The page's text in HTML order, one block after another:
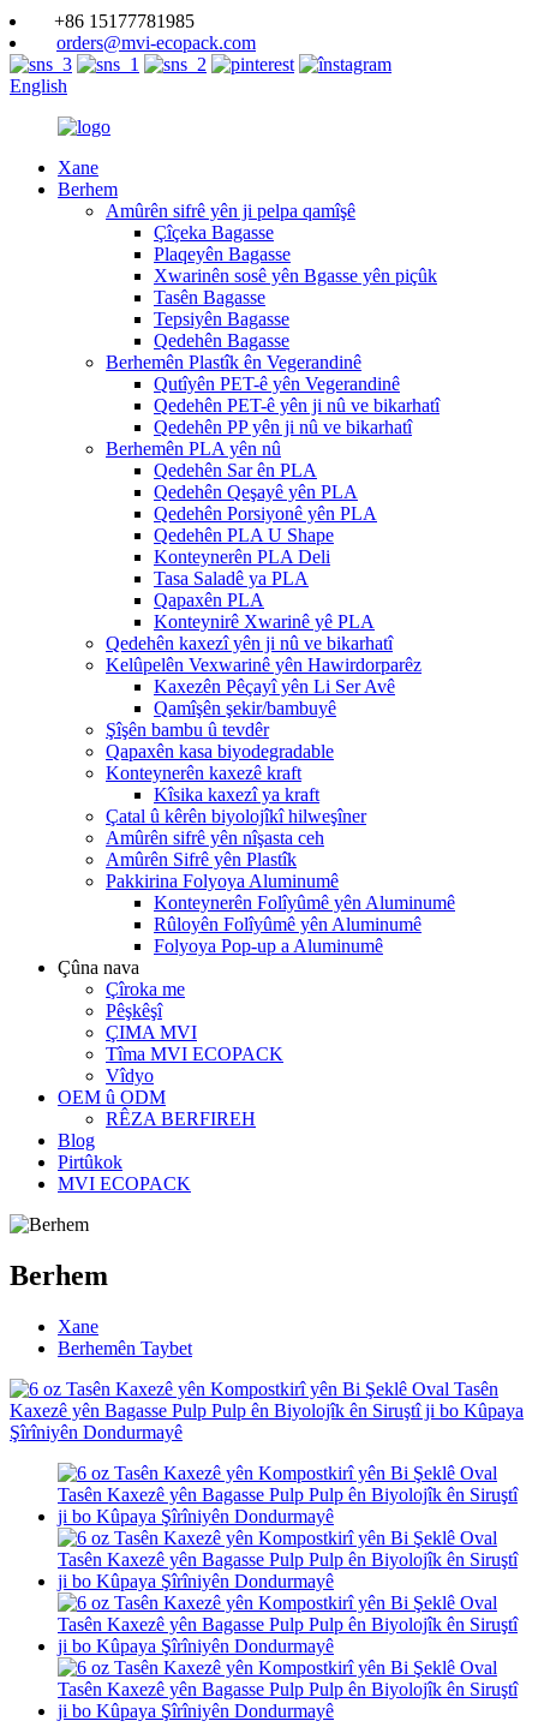
+86 15177781985
orders@mvi-ecopack.com
English
Xane
Berhem
Amûrên sifrê yên ji pelpa qamîşê
Çîçeka Bagasse
Plaqeyên Bagasse
Xwarinên sosê yên Bgasse yên piçûk
Tasên Bagasse
Tepsiyên Bagasse
Qedehên Bagasse
Berhemên Plastîk ên Vegerandinê
Qutîyên PET-ê yên Vegerandinê
Qedehên PET-ê yên ji nû ve bikarhatî
Qedehên PP yên ji nû ve bikarhatî
Berhemên PLA yên nû
Qedehên Sar ên PLA
Qedehên Qeşayê yên PLA
Qedehên Porsiyonê yên PLA
Qedehên PLA U Shape
Konteynerên PLA Deli
Tasa Saladê ya PLA
Qapaxên PLA
Konteynirê Xwarinê yê PLA
Qedehên kaxezî yên ji nû ve bikarhatî
Kelûpelên Vexwarinê yên Hawirdorparêz
Kaxezên Pêçayî yên Li Ser Avê
Qamîşên şekir/bambuyê
Şîşên bambu û tevdêr
Qapaxên kasa biyodegradable
Konteynerên kaxezê kraft
Kîsika kaxezî ya kraft
Çatal û kêrên biyolojîkî hilweşîner
Amûrên sifrê yên nîşasta ceh
Amûrên Sifrê yên Plastîk
Pakkirina Folyoya Aluminumê
Konteynerên Folîyûmê yên Aluminumê
Rûloyên Folîyûmê yên Aluminumê
Folyoya Pop-up a Aluminumê
Çûna nava
Çîroka me
Pêşkêşî
ÇIMA MVI
Tîma MVI ECOPACK
Vîdyo
OEM û ODM
RÊZA BERFIREH
Blog
Pirtûkok
MVI ECOPACK
Berhem
Xane
Berhemên Taybet